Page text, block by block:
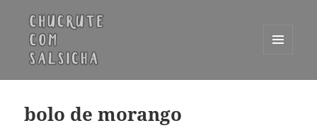
WIDGETS
bolo de morango